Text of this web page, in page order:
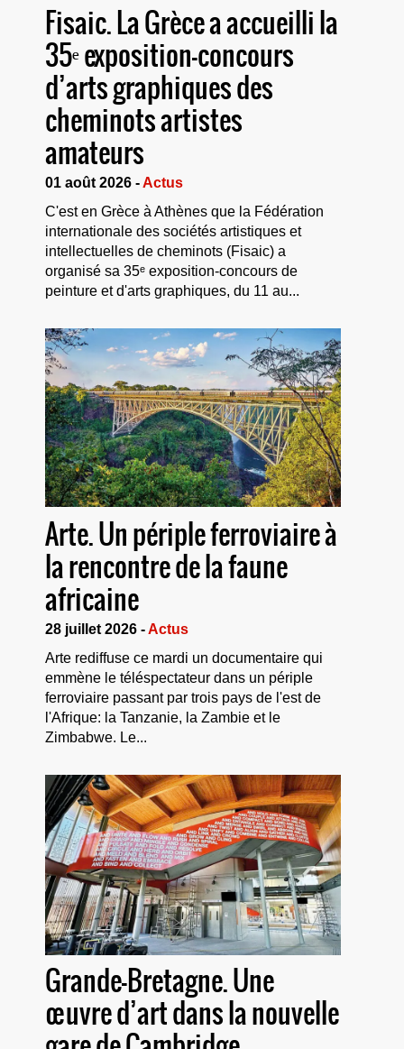
Fisaic. La Grèce a accueilli la
35ᵉ exposition-concours
d’arts graphiques des
cheminots artistes
amateurs
01 août 2026 -Actus
C'est en Grèce à Athènes que la Fédération
internationale des sociétés artistiques et
intellectuelles de cheminots (Fisaic) a
organisé sa 35ᵉ exposition-concours de
peinture et d'arts graphiques, du 11 au...
Arte. Un périple ferroviaire à
la rencontre de la faune
africaine
28 juillet 2026 -Actus
Arte rediffuse ce mardi un documentaire qui
emmène le téléspectateur dans un périple
ferroviaire passant par trois pays de l'est de
l'Afrique: la Tanzanie, la Zambie et le
Zimbabwe. Le...
Grande-Bretagne. Une
œuvre d’art dans la nouvelle